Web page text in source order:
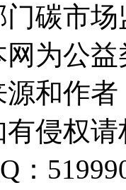
碳市
网为公
和作
侵权
：